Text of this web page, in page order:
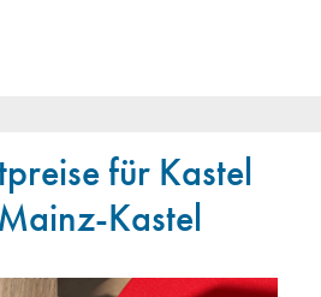
für Kastel
Kastel